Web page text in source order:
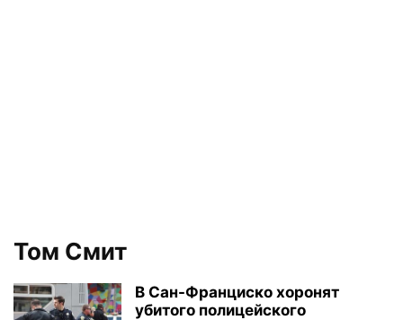
Том Смит
В Сан-Франциско хоронят
убитого полицейского